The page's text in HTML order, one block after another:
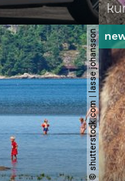
© shutterstock.com | lasse johansson